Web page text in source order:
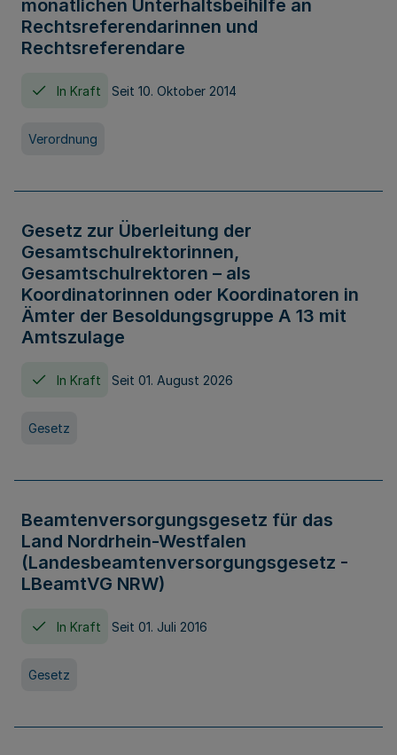
monatlichen Unterhaltsbeihilfe an
Rechtsreferendarinnen und
Rechtsreferendare
In Kraft Seit 10. Oktober 2014
Verordnung
Gesetz zur Überleitung der
Gesamtschulrektorinnen,
Gesamtschulrektoren – als
Koordinatorinnen oder Koordinatoren in
Ämter der Besoldungsgruppe A 13 mit
Amtszulage
In Kraft Seit 01. August 2026
Gesetz
Beamtenversorgungsgesetz für das
Land Nordrhein-Westfalen
(Landesbeamtenversorgungsgesetz -
LBeamtVG NRW)
In Kraft Seit 01. Juli 2016
Gesetz